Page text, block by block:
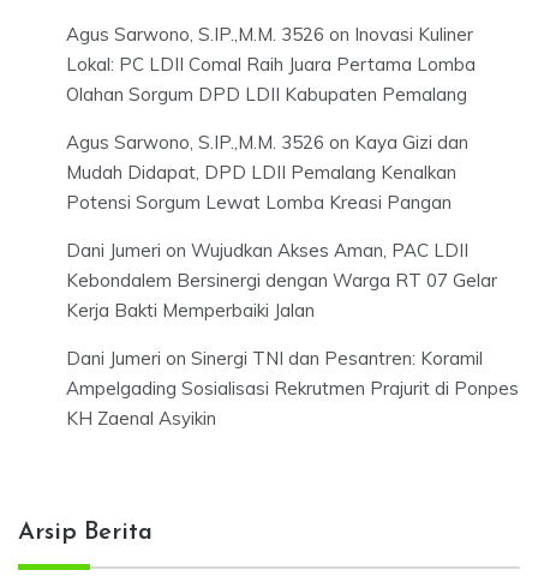
Agus Sarwono, S.IP.,M.M. 3526 on Inovasi Kuliner
Lokal: PC LDII Comal Raih Juara Pertama Lomba
Olahan Sorgum DPD LDII Kabupaten Pemalang
Agus Sarwono, S.IP.,M.M. 3526 on Kaya Gizi dan
Mudah Didapat, DPD LDII Pemalang Kenalkan
Potensi Sorgum Lewat Lomba Kreasi Pangan
Dani Jumeri on Wujudkan Akses Aman, PAC LDII
Kebondalem Bersinergi dengan Warga RT 07 Gelar
Kerja Bakti Memperbaiki Jalan
Dani Jumeri on Sinergi TNI dan Pesantren: Koramil
Ampelgading Sosialisasi Rekrutmen Prajurit di Ponpes
KH Zaenal Asyikin
Arsip Berita